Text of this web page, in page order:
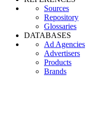
Sources
Repository
Glossaries
DATABASES
Ad Agencies
Advertisers
Products
Brands